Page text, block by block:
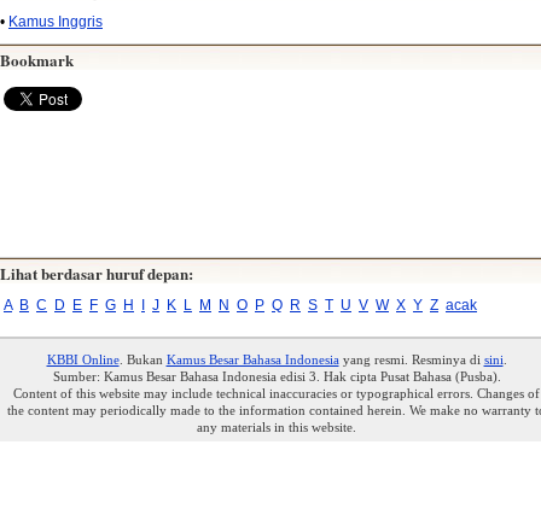
• Kamus Inggris
Bookmark
Lihat berdasar huruf depan:
A B C D E F G H I J K L M N O P Q R S T U V W X Y Z acak
KBBI Online. Bukan Kamus Besar Bahasa Indonesiayang resmi. Resminya di sini
Sumber: Kamus Besar Bahasa Indonesia edisi 3. Hak cipta Pusat Bahasa (Pusba).
Content of this website may include technical inaccuracies or typographical errors. Changes of
the content may periodically made to the information contained herein. We make no warranty
any materials in this website.